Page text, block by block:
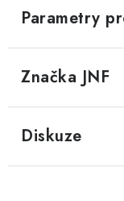
Kontakt O nás
Parametry
Značka JNF
Diskuze